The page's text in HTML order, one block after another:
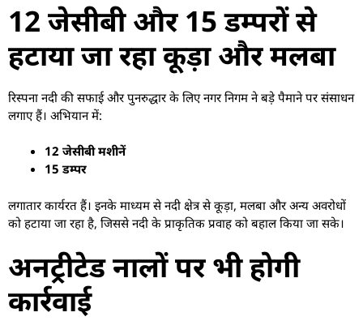
12 जेसीबी और 15 डम्परों से
हटाया जा रहा कूड़ा और मलबा
रिस्पना नदी की सफाई और पुनरुद्धार के लिए नगर निगम ने बड़े पैमाने पर संसाधन
लगाए हैं। अभियान में:
12 जेसीबी मशीनें
15 डम्पर
लगातार कार्यरत हैं। इनके माध्यम से नदी क्षेत्र से कूड़ा, मलबा और अन्य अवरोधों
को हटाया जा रहा है, जिससे नदी के प्राकृतिक प्रवाह को बहाल किया जा सके।
अनट्रीटेड नालों पर भी होगी
कार्रवाई